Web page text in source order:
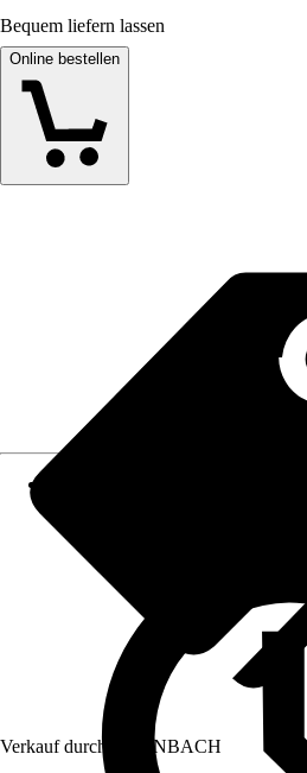
Bequem liefern lassen
Online bestellen
Verkauf durch: HORNBACH